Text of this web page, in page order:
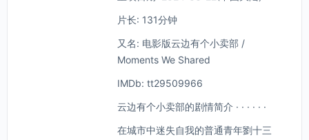
片长: 131分钟
又名: 电影版云边有个小卖部 /
Moments We Shared
IMDb: tt29509966
云边有个小卖部的剧情简介 · · · · · ·
在城市中迷失自我的普通青年劉十三